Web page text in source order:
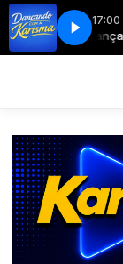
17:00